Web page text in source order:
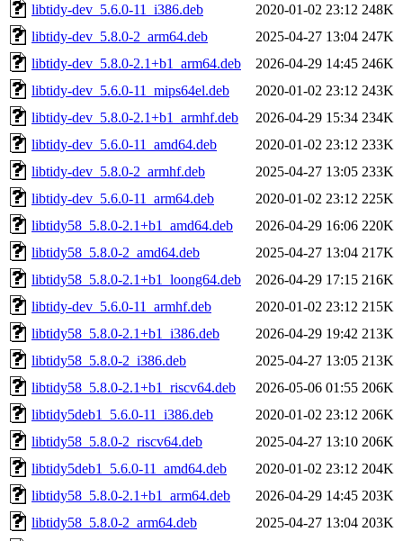
libtidy-dev_5.6.0-11_i386.deb
2020-01-02 23:12 248K
libtidy-dev_5.8.0-2_arm64.deb
2025-04-27 13:04 247K
libtidy-dev_5.8.0-2.1+b1_arm64.deb
2026-04-29 14:45 246K
libtidy-dev_5.6.0-11_mips64el.deb
2020-01-02 23:12 243K
libtidy-dev_5.8.0-2.1+b1_armhf.deb
2026-04-29 15:34 234K
libtidy-dev_5.6.0-11_amd64.deb
2020-01-02 23:12 233K
libtidy-dev_5.8.0-2_armhf.deb
2025-04-27 13:05 233K
libtidy-dev_5.6.0-11_arm64.deb
2020-01-02 23:12 225K
libtidy58_5.8.0-2.1+b1_amd64.deb
2026-04-29 16:06 220K
libtidy58_5.8.0-2_amd64.deb
2025-04-27 13:04 217K
libtidy58_5.8.0-2.1+b1_loong64.deb
2026-04-29 17:15 216K
libtidy-dev_5.6.0-11_armhf.deb
2020-01-02 23:12 215K
libtidy58_5.8.0-2.1+b1_i386.deb
2026-04-29 19:42 213K
libtidy58_5.8.0-2_i386.deb
2025-04-27 13:05 213K
libtidy58_5.8.0-2.1+b1_riscv64.deb
2026-05-06 01:55 206K
libtidy5deb1_5.6.0-11_i386.deb
2020-01-02 23:12 206K
libtidy58_5.8.0-2_riscv64.deb
2025-04-27 13:10 206K
libtidy5deb1_5.6.0-11_amd64.deb
2020-01-02 23:12 204K
libtidy58_5.8.0-2.1+b1_arm64.deb
2026-04-29 14:45 203K
libtidy58_5.8.0-2_arm64.deb
2025-04-27 13:04 203K